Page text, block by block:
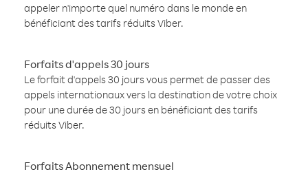
appeler n'importe quel numéro dans le monde en
bénéficiant des tarifs réduits Viber.
Forfaits d'appels 30 jours
Le forfait d'appels 30 jours vous permet de passer des
appels internationaux vers la destination de votre choix
pour une durée de 30 jours en bénéficiant des tarifs
réduits Viber.
Forfaits Abonnement mensuel